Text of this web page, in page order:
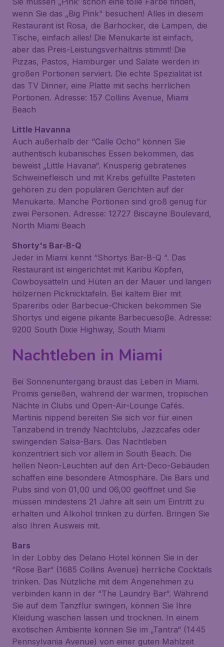
wenn Sie das „Big Pink“ besuchen! Alles in diesem
Restaurant ist Rosa, die Barhocker, die Lampen, die
Tische, einfach alles! Die Menukarte ist einfach,
aber das Preis-Leistungsverhältnis stimmt! Die
Pizzas, Pastos, Hamburger und Salate werden in
großen Portionen serviert. Die echte Spezialität ist
das TV Dinner, eine Platte mit sechs herrlichen
Portionen. Adresse: 157 Collins Avenue, Miami
Beach
Little Havanna
Auch außerhalb der “Calle Ocho” können Sie
authentisch kubanisches Essen bekommen, das
beweist „Little Havana“. Knusperig gebratenes
Schweinefleisch und mit Krebs gefüllte Pasteten
gehören zu den populären Gerichten auf der
Menukarte. Manche Portionen sind groß genug für
zwei Personen. Adresse: 12727 Biscayne Boulevard,
North Miami Beach
Shorty's Bar-B-Q
Jeder in Miami kennt “Shortys Bar-B-Q “. Das
Restaurant ist eingerichtet mit Karibu Köpfen,
Cowboysätteln und Hüten an der Mauer und langen
hölzernen Picknicktafeln. Bei kaltem Bier mit
Spareribs oder Barbecue-Chicken bekommen Sie
Shortys und eigene pikante Barbecuesoβe. Adresse:
9200 South Dixie Highway, South Miami
Nachtleben in Miami
Bei Sonnenuntergang braust das Leben in Miami.
Promis genießen, während der warmen, tropischen
Nächte in Clubs und Open-Air-Lounge Cafés.
Martinis nippend bereiten Sie sich vor für einen
Tanzabend in trendy Nachtclubs, Jazzcafes oder
swingenden Salsa-Bars. Das Nachtleben
konzentriert sich vor allem in South Beach. Die
hellen Neon-Leuchten auf den Art-Deco-Gebäuden
schaffen eine besondere Atmosphäre. Die Bars und
Pubs sind von 01,00 und 06,00 geöffnet und Sie
müssen mindestens 21 Jahre alt sein um Eintritt zu
erhalten und Alkohol trinken zu dürfen. Bringen Sie
also Ihren Ausweis mit.
Bars
In der Lobby des Delano Hotel können Sie in der
“Rose Bar“ (1685 Collins Avenue) herrliche Cocktails
trinken. Das Nützliche mit dem Angenehmen zu
verbinden kann in der “The Laundry Bar“. Während
Sie auf dem Tanzflur swingen, können Sie Ihre
Kleidung waschen lassen und trocknen. In einem
exotischen Ambiente können Sie im „Tantra“ (1445
Pennsylvania Avenue) von einer guten Mahlzeit